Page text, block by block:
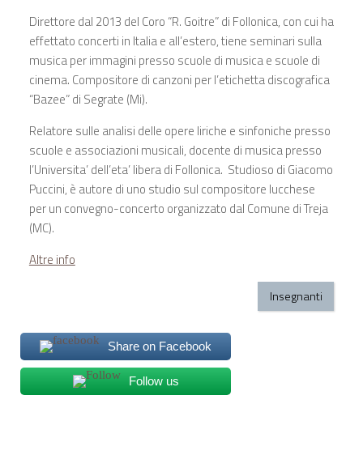
Direttore dal 2013 del Coro “R. Goitre” di Follonica, con cui ha
effettato concerti in Italia e all’estero, tiene seminari sulla
musica per immagini presso scuole di musica e scuole di
cinema. Compositore di canzoni per l’etichetta discografica
“Bazee” di Segrate (Mi).
Relatore sulle analisi delle opere liriche e sinfoniche presso
scuole e associazioni musicali, docente di musica presso
l’Universita’ dell’eta’ libera di Follonica. Studioso di Giacomo
Puccini, è autore di uno studio sul compositore lucchese
per un convegno-concerto organizzato dal Comune di Treja
(MC).
Altre info
Insegnanti
Share on Facebook
Follow us